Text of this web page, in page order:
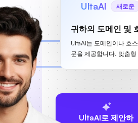
UltaAI 새로운
귀하의 도메인 및
UltaAI는 도메인이나 호
문을 제공합니다. 맞춤
UltaAI로 제안하